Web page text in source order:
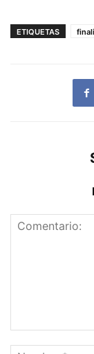
ETIQUETAS